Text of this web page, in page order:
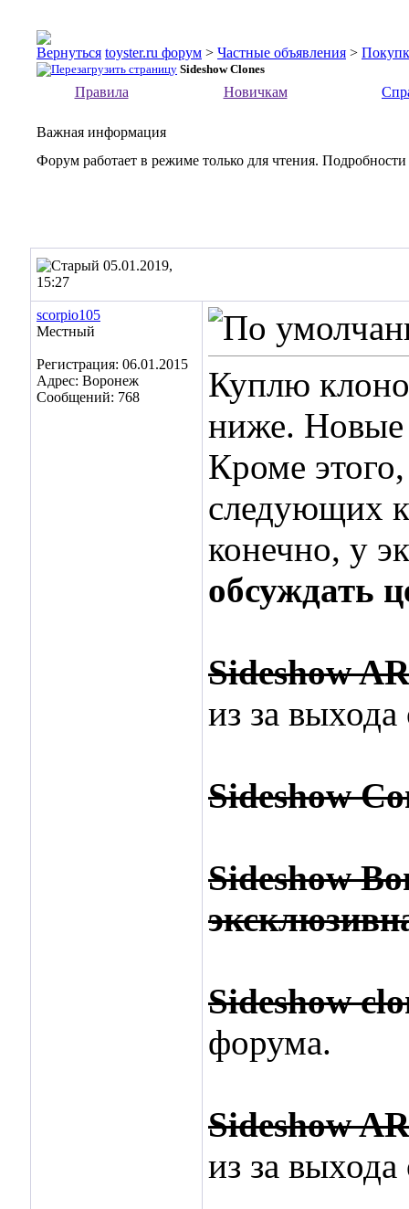
toyster.ru форум > Частные объявления >
Sideshow Clones
Правила Новичкам
Важная информация
Форум работает в режиме только для чтения.
05.01.2019,
15:27
scorpio105
Местный
Регистрация: 06.01.2015
Адрес: Воронеж
Сообщений: 768
Куплю
ниже. Новые
Кроме
следующих
конечно, у
обсуждать
Sideshow
из за
Sideshow
Sideshow
Sideshow
форума.
Sideshow
из за